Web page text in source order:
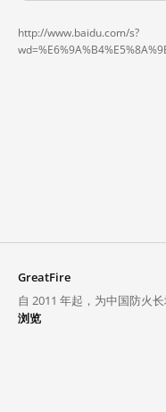
http://www.baidu.com/s?
GreatFire
自 2011 年起，为中国防火长
浏览